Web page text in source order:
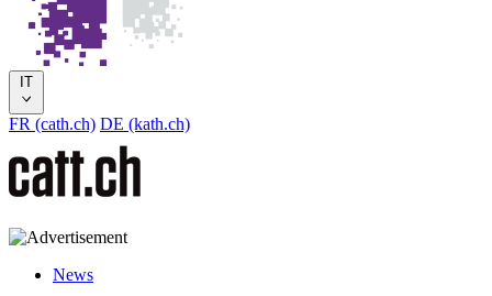
IT
FR (cath.ch) DE (kath.ch)
News